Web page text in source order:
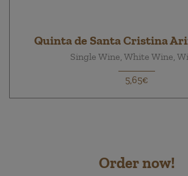
Quinta de Santa Cristina
Single Wine, White Wine,
5,65€
Order now!